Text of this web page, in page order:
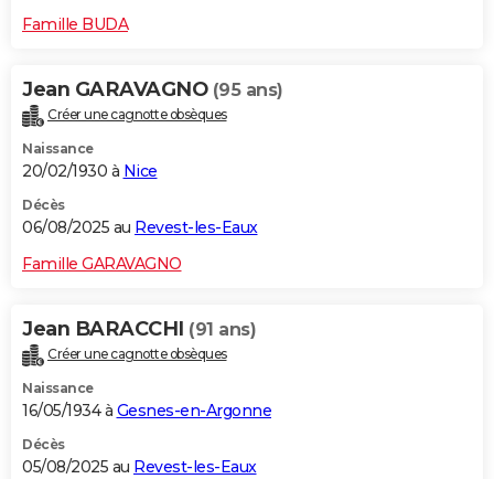
Famille BUDA
Jean GARAVAGNO (95 ans)
Créer une cagnotte obsèques
Naissance
20/02/1930 à Nice
Décès
06/08/2025 au Revest-les-Eaux
Famille GARAVAGNO
Jean BARACCHI (91 ans)
Créer une cagnotte obsèques
Naissance
16/05/1934 à Gesnes-en-Argonne
Décès
05/08/2025 au Revest-les-Eaux